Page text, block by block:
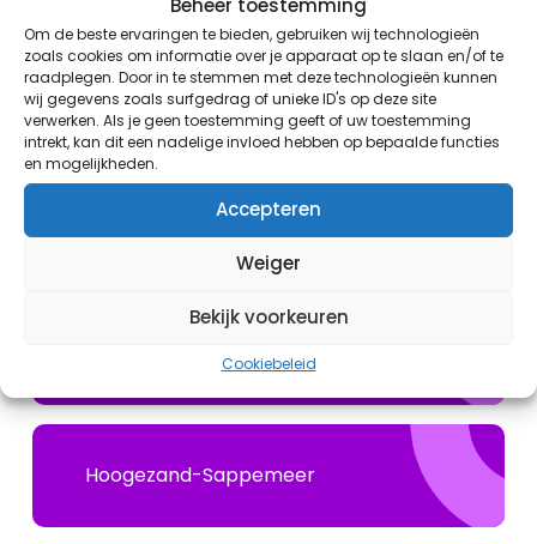
Om de beste ervaringen te bieden, gebruiken wij technologieën
zoals cookies om informatie over je apparaat op te slaan en/of te
raadplegen. Door in te stemmen met deze technologieën kunnen
wij gegevens zoals surfgedrag of unieke ID's op deze site
verwerken. Als je geen toestemming geeft of uw toestemming
intrekt, kan dit een nadelige invloed hebben op bepaalde functies
en mogelijkheden.
Accepteren
Weiger
Bekijk voorkeuren
Cookiebeleid
Doezum
Groningen-Stad
Hoogezand-Sappemeer